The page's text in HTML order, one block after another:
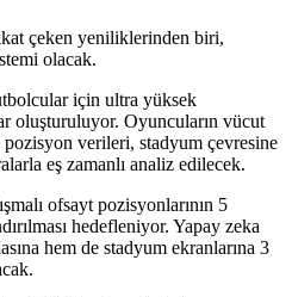
çeken yeniliklerinden biri,
olacak.
için ultra yüksek
oluşturuluyor. Oyuncuların vücut
verileri, stadyum çevresine
eş zamanlı analiz edilecek.
ofsayt pozisyonlarının 5
hedefleniyor. Yapay zeka
hem de stadyum ekranlarına 3